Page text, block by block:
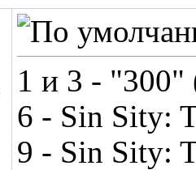
1 и 3 - "300"
6 - Sin Sity:
9 - Sin Sity: